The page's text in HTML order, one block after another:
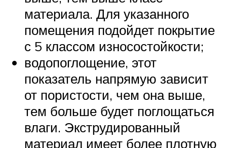
материала. Для указанного
помещения подойдет покрытие
с 5 классом износостойкости;
водопоглощение, этот
показатель напрямую зависит
от пористости, чем она выше,
тем больше будет поглощаться
влаги. Экструдированный
материал имеет более плотную